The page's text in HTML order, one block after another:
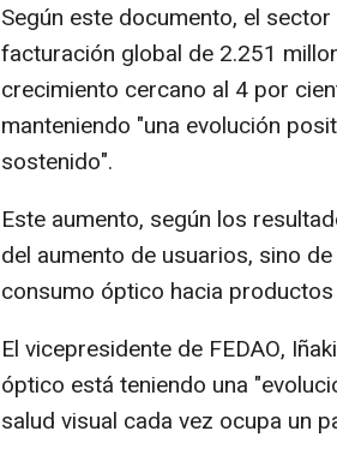
Según este documento, el
facturación global de 2.251
crecimiento cercano al 4 por
manteniendo "una evolución
sostenido".
Este aumento, según los
del aumento de usuarios, sino
consumo óptico hacia
El vicepresidente de FEDAO,
óptico está teniendo una
salud visual cada vez ocupa un